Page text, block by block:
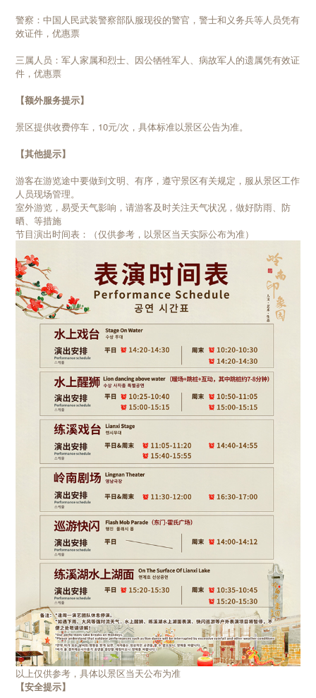
警察：中国人民武装警察部队服现役的警官，警士和义务兵等人员凭有
效证件，优惠票
三属人员：军人家属和烈士、因公牺牲军人、病故军人的遗属凭有效证
件，优惠票
【额外服务提示】
景区提供收费停车，10元/次，具体标准以景区公告为准。
【其他提示】
游客在游览途中要做到文明、有序，遵守景区有关规定，服从景区工作
人员现场管理。
室外游览，易受天气影响，请游客及时关注天气状况，做好防雨、防
晒、等措施
节目演出时间表：（仅供参考，以景区当天实际公布为准）
以上仅供参考，具体以景区当天公布为准
【安全提示】